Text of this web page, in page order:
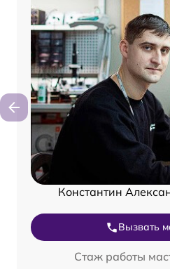
Константин
Вызвать
Стаж работы